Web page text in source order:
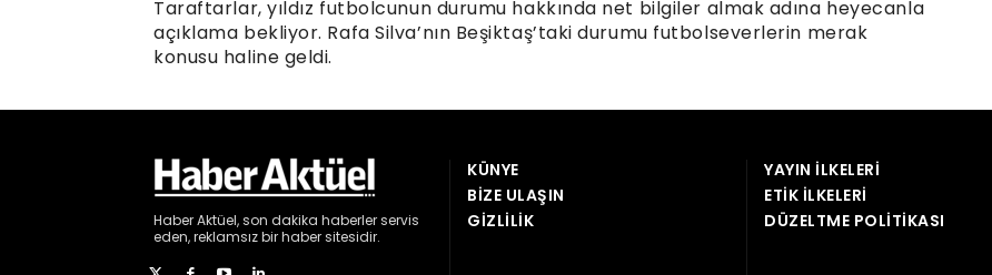
HaberAktüel,son dakika haberlerservis
eden, reklamsız bir haber sitesidir.
KÜNYE
BIZE ULAŞIN
GIZLILIK
YAYIN İLKELERI
ETIK İLKELERI
DÜZELTME POLITIKASI